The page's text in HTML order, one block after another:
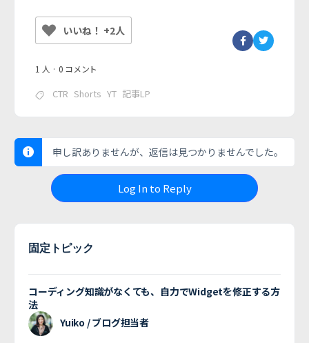
いいね！ +2人
1 人 · 0 コメント
CTR Shorts YT 記事LP
申し訳ありませんが、返信は見つかりませんでした。
Log In to Reply
固定トピック
コーディング知識がなくても、自力でWidgetを修正する方
法
Yuiko / ブログ担当者